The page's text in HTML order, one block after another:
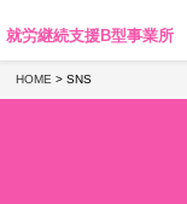
就労継続支援B型事業所
HOME > SNS